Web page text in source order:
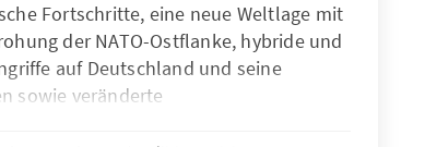
Fortschritte, eine neue Weltlage mit
der NATO-Ostflanke, hybride und
auf Deutschland und seine
sowie veränderte